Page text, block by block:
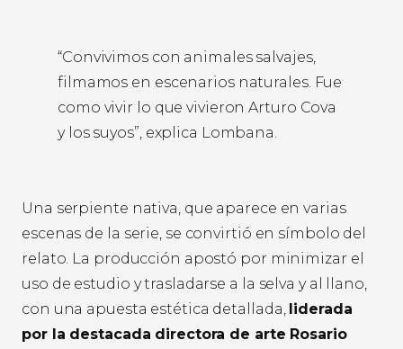
“Convivimos con animales salvajes,
filmamos en escenarios naturales. Fue
como vivir lo que vivieron Arturo Cova
y los suyos”, explica Lombana.
Una serpiente nativa, que aparece en varias
escenas de la serie, se convirtió en símbolo del
relato. La producción apostó por minimizar el
uso de estudio y trasladarse a la selva y al llano,
con una apuesta estética detallada, liderada
por la destacada directora de arte Rosario